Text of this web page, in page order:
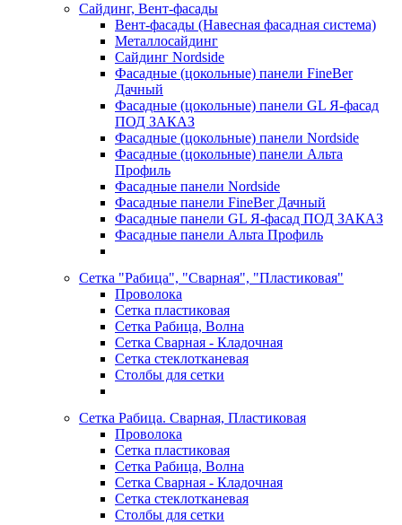
Сайдинг, Вент-фасады
Вент-фасады (Навесная фасадная система)
Металлосайдинг
Сайдинг Nordside
Фасадные (цокольные) панели FineBer
Дачный
Фасадные (цокольные) панели GL Я-фасад
ПОД ЗАКАЗ
Фасадные (цокольные) панели Nordside
Фасадные (цокольные) панели Альта
Профиль
Фасадные панели Nordside
Фасадные панели FineBer Дачный
Фасадные панели GL Я-фасад ПОД ЗАКАЗ
Фасадные панели Альта Профиль
Сетка "Рабица", "Сварная", "Пластиковая"
Проволока
Сетка пластиковая
Сетка Рабица, Волна
Сетка Сварная - Кладочная
Сетка стеклотканевая
Столбы для сетки
Сетка Рабица. Сварная, Пластиковая
Проволока
Сетка пластиковая
Сетка Рабица, Волна
Сетка Сварная - Кладочная
Сетка стеклотканевая
Столбы для сетки